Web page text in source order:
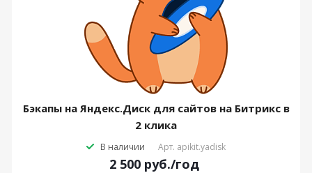
Бэкапы на Яндекс.Диск для сайтов на Битрикс в
2 клика
В наличии Арт. apikit.yadisk
2 500 руб./год